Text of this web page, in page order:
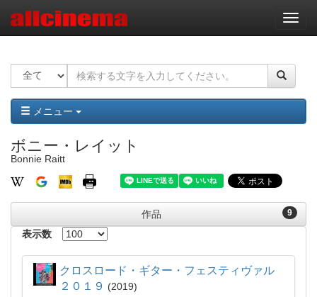
ナ
ビ
ー
ョ
ン
メニュー
ボニー・レイット
Bonnie Raitt
9
作品
表示数
クロスロード・ギター・フェスティヴァル
２０１９
2019